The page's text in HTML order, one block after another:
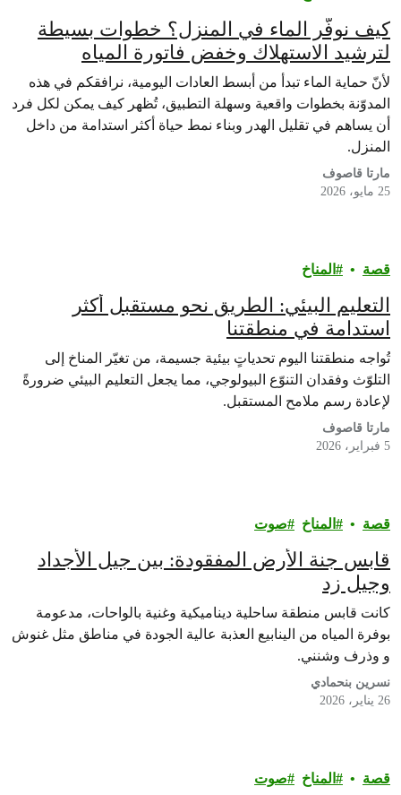
كيف نوفّر الماء في المنزل؟ خطوات بسيطة
لترشيد الاستهلاك وخفض فاتورة المياه
لأنّ حماية الماء تبدأ من أبسط العادات اليومية، نرافقكم في هذه
المدوّنة بخطوات واقعية وسهلة التطبيق، تُظهر كيف يمكن لكل فرد
أن يساهم في تقليل الهدر وبناء نمط حياة أكثر استدامة من داخل
المنزل.
مارتا قاصوف
25 مايو، 2026
قصة المناخ
التعليم البيئي: الطريق نحو مستقبل أكثر
استدامة في منطقتنا
تُواجه منطقتنا اليوم تحدياتٍ بيئية جسيمة، من تغيّر المناخ إلى
التلوّث وفقدان التنوّع البيولوجي، مما يجعل التعليم البيئي ضرورةً
لإعادة رسم ملامح المستقبل.
مارتا قاصوف
5 فبراير، 2026
قصة المناخ صوت
قابس جنة الأرض المفقودة: بين جيل الأجداد
وجيل زد
كانت قابس منطقة ساحلية ديناميكية وغنية بالواحات، مدعومة
بوفرة المياه من الينابيع العذبة عالية الجودة في مناطق مثل غنوش
و وذرف وشنني.
نسرين بنحمادي
26 يناير، 2026
قصة المناخ صوت